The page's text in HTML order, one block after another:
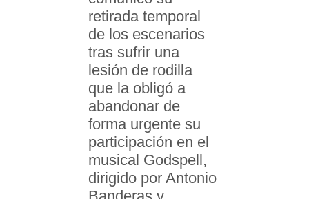
retirada temporal
de los escenarios
tras sufrir una
lesión de rodilla
que la obligó a
abandonar de
forma urgente su
participación en el
musical Godspell,
dirigido por Antonio